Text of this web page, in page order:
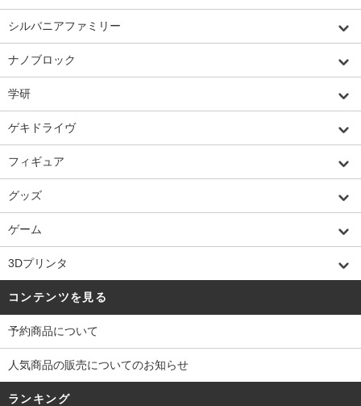
シルバニアファミリー
ナノブロック
学研
ゲキドライヴ
フィギュア
グッズ
ゲーム
3Dプリンタ
コンテンツを見る
予約商品について
人気商品の販売についてのお知らせ
ランキング